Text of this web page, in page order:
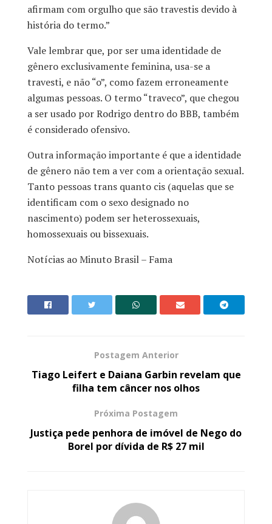
afirmam com orgulho que são travestis devido à
história do termo.”
Vale lembrar que, por ser uma identidade de
gênero exclusivamente feminina, usa-se a
travesti, e não “o”, como fazem erroneamente
algumas pessoas. O termo “traveco”, que chegou
a ser usado por Rodrigo dentro do BBB, também
é considerado ofensivo.
Outra informação importante é que a identidade
de gênero não tem a ver com a orientação sexual.
Tanto pessoas trans quanto cis (aquelas que se
identificam com o sexo designado no
nascimento) podem ser heterossexuais,
homossexuais ou bissexuais.
Notícias ao Minuto Brasil – Fama
Postagem Anterior
Tiago Leifert e Daiana Garbin revelam que
filha tem câncer nos olhos
Próxima Postagem
Justiça pede penhora de imóvel de Nego do
Borel por dívida de R$ 27 mil